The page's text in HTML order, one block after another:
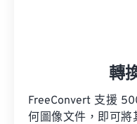
轉
FreeConvert 支援
何圖像文件，即可將